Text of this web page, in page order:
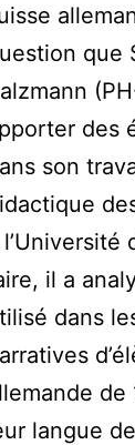
que
des
son
l’Université
il a
dans
de
langue